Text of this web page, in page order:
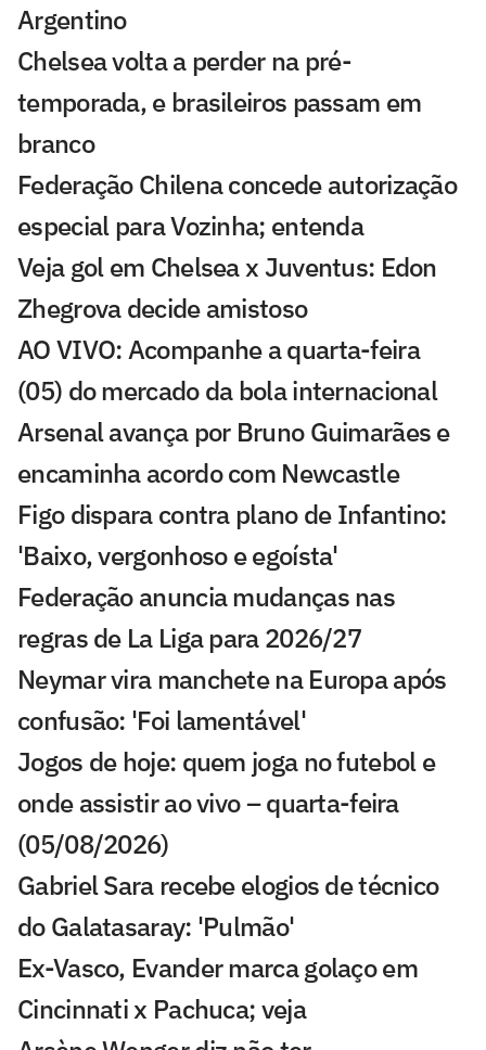
Argentino
Chelsea volta a perder na pré-
temporada, e brasileiros passam em
branco
Federação Chilena concede autorização
especial para Vozinha; entenda
Veja gol em Chelsea x Juventus: Edon
Zhegrova decide amistoso
AO VIVO: Acompanhe a quarta-feira
(05) do mercado da bola internacional
Arsenal avança por Bruno Guimarães e
encaminha acordo com Newcastle
Figo dispara contra plano de Infantino:
'Baixo, vergonhoso e egoísta'
Federação anuncia mudanças nas
regras de La Liga para 2026/27
Neymar vira manchete na Europa após
confusão: 'Foi lamentável'
Jogos de hoje: quem joga no futebol e
onde assistir ao vivo – quarta-feira
(05/08/2026)
Gabriel Sara recebe elogios de técnico
do Galatasaray: 'Pulmão'
Ex-Vasco, Evander marca golaço em
Cincinnati x Pachuca; veja